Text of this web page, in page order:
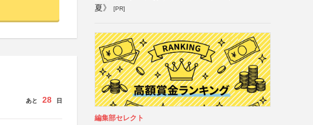
あと 28 日
夏》
[PR]
編集部セレクト